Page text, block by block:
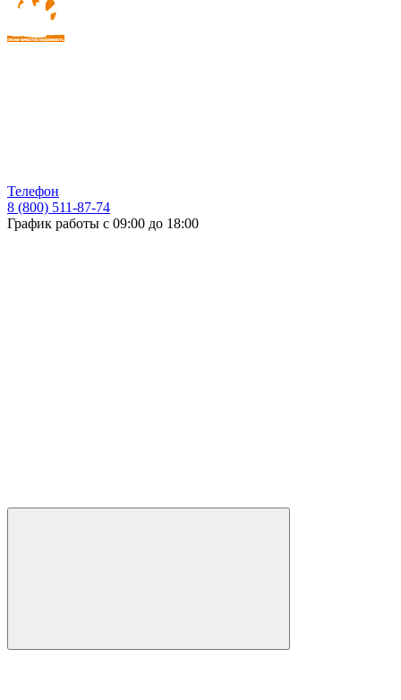
Телефон
8 (800) 511-87-74
График работы с 09:00 до 18:00